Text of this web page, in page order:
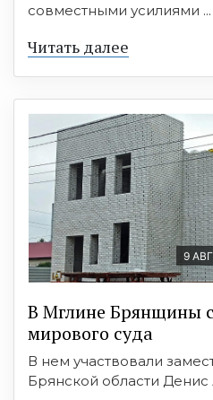
совместными усилиями ...
Читать далее
9
В Мглине Брянщины
мирового суда
В нем участвовали
Брянской области